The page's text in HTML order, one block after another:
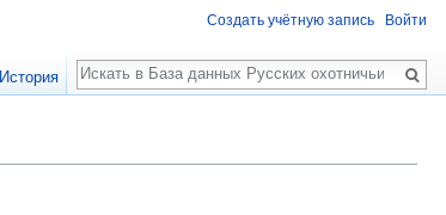
Создать учётную запись Войти
История
Поиск